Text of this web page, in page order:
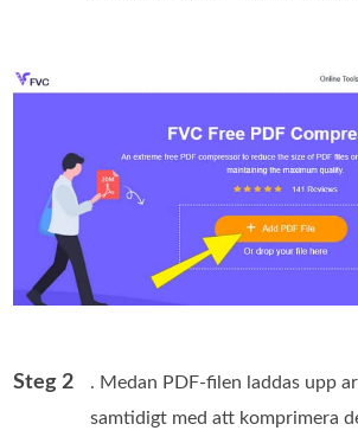
Steg 2
. Medan PDF‑filen laddas upp
samtidigt med att komprimera